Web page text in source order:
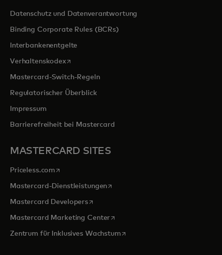
Datenschutz und Datenverantwortung
Binding Corporate Rules (BCRs)
Interbankenentgelte
Verhaltenskodexwird in einer neuen Registerkarte geöffnet
Mastercard-Switch-Regeln
Regulatorischer Überblick
Impressum
Barrierefreiheit bei Mastercard
MASTERCARD SITES
Priceless.com wird in einer neuen Registerkarte geöffnet
Mastercard-Dienstleistungenwird in einer neuen Registerkarte
Mastercard Developerswird in einer neuen Registerkarte
Mastercard Marketing Centerwird in einer neuen
Zentrum für Inklusives Wachstumwird in einer neuen